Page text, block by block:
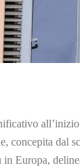
concepita
Europa,